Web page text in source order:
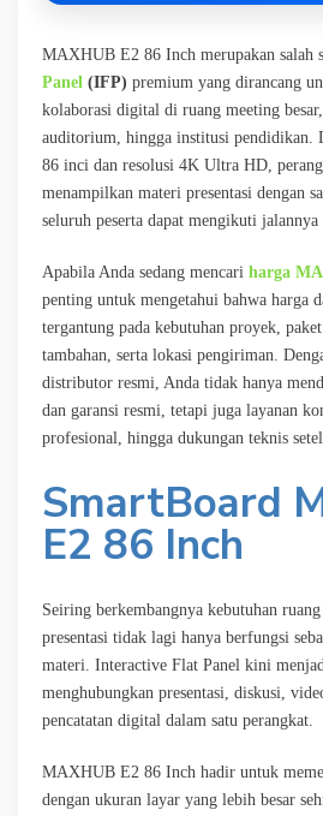
MAXHUB E2 86 Inch merupakan salah
Panel (IFP) premium yang dirancang
kolaborasi digital di ruang meeting
auditorium, hingga institusi pendidikan.
86 inci dan resolusi 4K Ultra HD,
menampilkan materi presentasi dengan
seluruh peserta dapat mengikuti jalannya
Apabila Anda sedang mencari harga
penting untuk mengetahui bahwa harga
tergantung pada kebutuhan proyek,
tambahan, serta lokasi pengiriman.
distributor resmi, Anda tidak hanya
dan garansi resmi, tetapi juga layanan
profesional, hingga dukungan teknis
SmartBoard
E2 86 Inch
Seiring berkembangnya kebutuhan
presentasi tidak lagi hanya berfungsi
materi. Interactive Flat Panel kini
menghubungkan presentasi, diskusi,
pencatatan digital dalam satu perangkat.
MAXHUB E2 86 Inch hadir untuk
dengan ukuran layar yang lebih besar